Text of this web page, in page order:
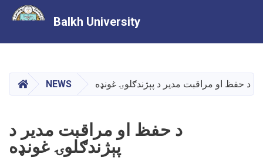
main
content
Balkh University
HOMENEWS د حفظ او مراقبت مدیر د پېژندګلوۍ غونډه
د حفظ او مراقبت مدیر د
پېژندګلوۍ غونډه